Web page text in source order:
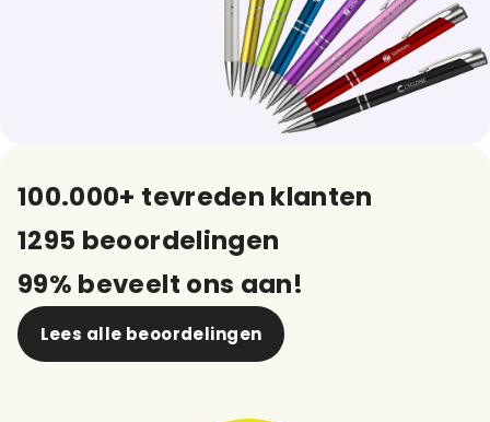
100.000+ tevreden klanten
1295 beoordelingen
99% beveelt ons aan!
Lees alle beoordelingen